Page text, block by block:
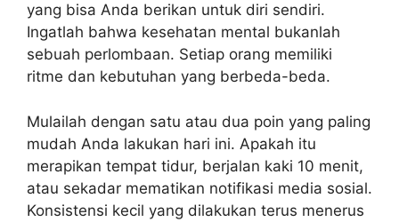
yang bisa Anda berikan untuk diri sendiri.
Ingatlah bahwa kesehatan mental bukanlah
sebuah perlombaan. Setiap orang memiliki
ritme dan kebutuhan yang berbeda-beda.
Mulailah dengan satu atau dua poin yang paling
mudah Anda lakukan hari ini. Apakah itu
merapikan tempat tidur, berjalan kaki 10 menit,
atau sekadar mematikan notifikasi media sosial.
Konsistensi kecil yang dilakukan terus menerus